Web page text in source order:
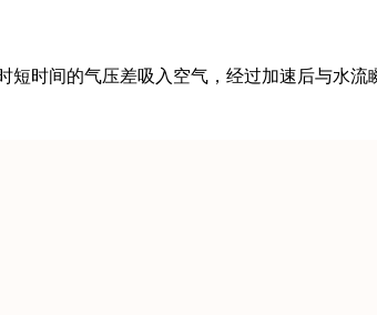
时间的气压差吸入空气，经过加速后与水